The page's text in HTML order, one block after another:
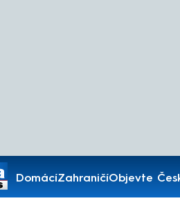
DomácíZahraničíObjevte
Pořady